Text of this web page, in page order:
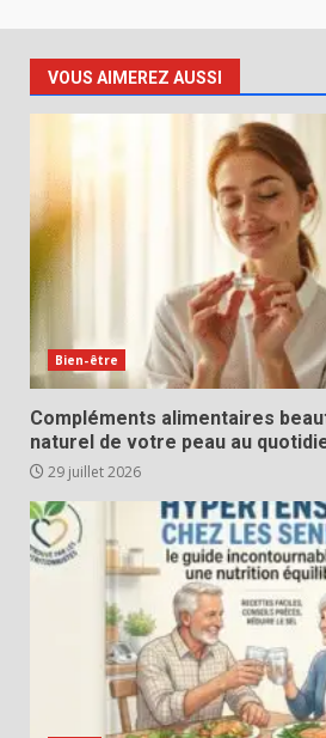
VOUS AIMEREZ AUSSI
Bien-être
Compléments alimentaires
naturel de votre peau au
29 juillet 2026